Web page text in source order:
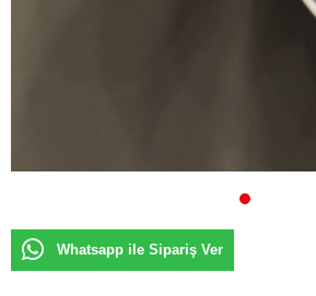
Whatsapp ile Sipariş Ver